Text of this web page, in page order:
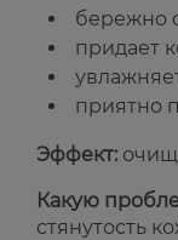
бережно
придает
приятно
Эффект:
Какую
стянутость